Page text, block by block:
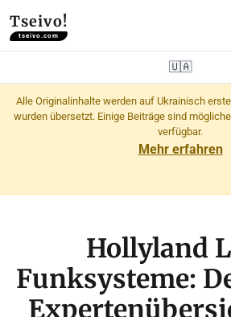
Tseivo!
tseivo.com
🇺🇦
Alle Originalinhalte werden auf Ukrainisch
wurden übersetzt. Einige Beiträge sind
verfügbar.
Mehr erfahren
Hollyland
Funksysteme: